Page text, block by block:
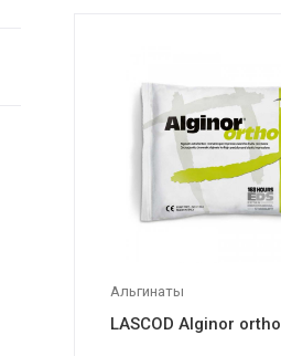
Альгинаты
LASCOD Alginor ortho